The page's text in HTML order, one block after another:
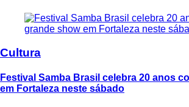
Cultura
Festival Samba Brasil celebra 20 anos
em Fortaleza neste sábado